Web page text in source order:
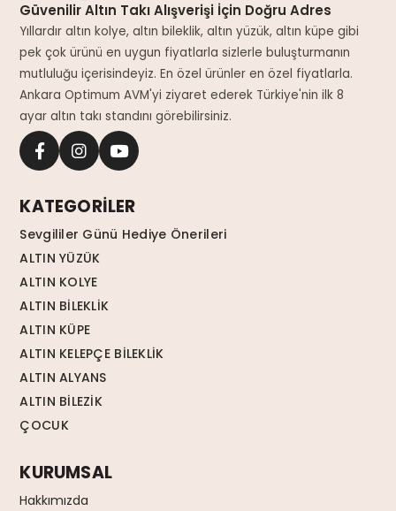
Güvenilir Altın Takı Alışverişi İçin Doğru Adres
Yıllardır altın kolye, altın bileklik, altın yüzük, altın küpe gibi
pek çok ürünü en uygun fiyatlarla sizlerle buluşturmanın
mutluluğu içerisindeyiz. En özel ürünler en özel fiyatlarla.
Ankara Optimum AVM'yi ziyaret ederek Türkiye'nin ilk 8
ayar altın takı standını görebilirsiniz.
KATEGORİLER
Sevgililer Günü Hediye Önerileri
ALTIN YÜZÜK
ALTIN KOLYE
ALTIN BİLEKLİK
ALTIN KÜPE
ALTIN KELEPÇE BİLEKLİK
ALTIN ALYANS
ALTIN BİLEZİK
ÇOCUK
KURUMSAL
Hakkımızda